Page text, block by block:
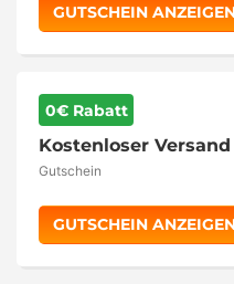
GUTSCHEIN
0€ Rabatt
Kostenloser
Gutschein
GUTSCHEIN